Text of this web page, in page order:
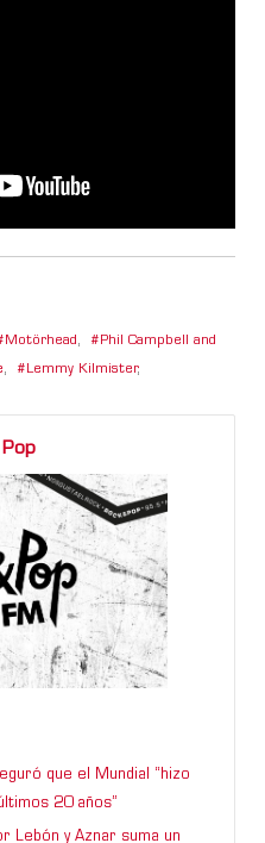
Motörhead , Phil Campbell and
, Lemmy Kilmister,
que el Mundial “hizo
20 años”
Lebón y Aznar suma un